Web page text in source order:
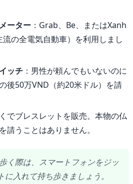
ーター ：Grab、Be、またはXanh
の全電気自動車）を利用しまし
ッチ ：男性が頼んでもいないのに
後50万VND（約20米ドル）を請
でブレスレットを販売。本物の仏
請うことはありません。
く際は、スマートフォンをジッ
入れて持ち歩きましょう。